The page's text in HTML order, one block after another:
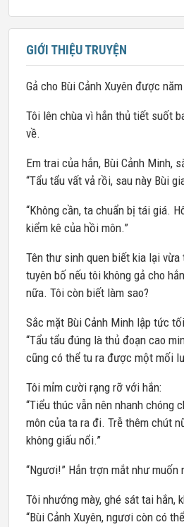
GIỚI THIỆU TRUYỆN
Gả cho Bùi Cảnh Xuyên được
Tôi lên chùa vì hắn thủ tiết suốt
về.
Em trai của hắn, Bùi Cảnh Minh,
“Tẩu tẩu vất vả rồi, sau này Bùi
“Không cần, ta chuẩn bị tái giá.
kiểm kê của hồi môn.”
Tên thư sinh quen biết kia lại vừa
tuyên bố nếu tôi không gả cho
nữa. Tôi còn biết làm sao?
Sắc mặt Bùi Cảnh Minh lập tức
“Tẩu tẩu đúng là thủ đoạn cao
cũng có thể tu ra được một mối
Tôi mỉm cười rạng rỡ với hắn:
“Tiểu thúc vẫn nên nhanh chóng
môn của ta ra đi. Trễ thêm chút
không giấu nổi.”
“Ngươi!” Hắn trợn mắt như muốn
Tôi nhướng mày, ghé sát tai hắn,
“Bùi Cảnh Xuyên, ngươi còn có